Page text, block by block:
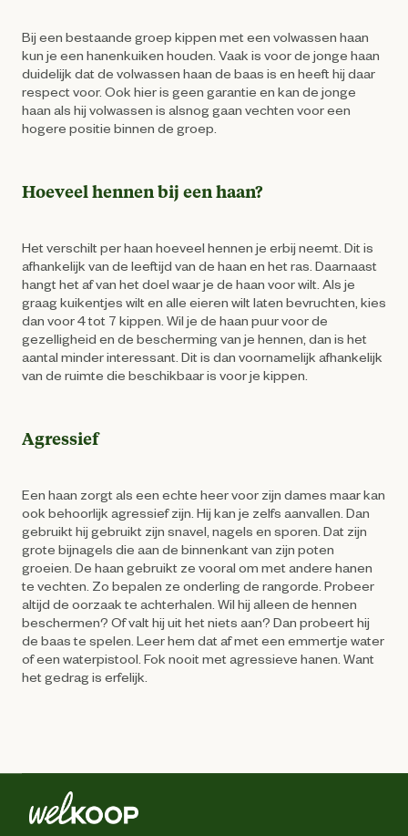
Bij een bestaande groep kippen met een volwassen haan
kun je een hanenkuiken houden. Vaak is voor de jonge haan
duidelijk dat de volwassen haan de baas is en heeft hij daar
respect voor. Ook hier is geen garantie en kan de jonge
haan als hij volwassen is alsnog gaan vechten voor een
hogere positie binnen de groep.
Hoeveel hennen bij een haan?
Het verschilt per haan hoeveel hennen je erbij neemt. Dit is
afhankelijk van de leeftijd van de haan en het ras. Daarnaast
hangt het af van het doel waar je de haan voor wilt. Als je
graag kuikentjes wilt en alle eieren wilt laten bevruchten, kies
dan voor 4 tot 7 kippen. Wil je de haan puur voor de
gezelligheid en de bescherming van je hennen, dan is het
aantal minder interessant. Dit is dan voornamelijk afhankelijk
van de ruimte die beschikbaar is voor je kippen.
Agressief
Een haan zorgt als een echte heer voor zijn dames maar kan
ook behoorlijk agressief zijn. Hij kan je zelfs aanvallen. Dan
gebruikt hij gebruikt zijn snavel, nagels en sporen. Dat zijn
grote bijnagels die aan de binnenkant van zijn poten
groeien. De haan gebruikt ze vooral om met andere hanen
te vechten. Zo bepalen ze onderling de rangorde. Probeer
altijd de oorzaak te achterhalen. Wil hij alleen de hennen
beschermen? Of valt hij uit het niets aan? Dan probeert hij
de baas te spelen. Leer hem dat af met een emmertje water
of een waterpistool. Fok nooit met agressieve hanen. Want
het gedrag is erfelijk.